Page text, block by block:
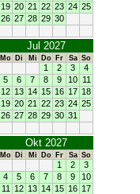
19 20 21 22 23 24 25
26 27 28 29 30
Jul 2027
Mo Di Mi Do Fr Sa So
1 2 3
4
5
6 7 8 9 10 11
12 13 14 15 16 17 18
19 20 21 22 23 24 25
26 27 28 29 30 31
Okt 2027
Mo Di Mi Do Fr Sa So
1 2
3
4
5 6 7 8 9
10
11
12 13 14 15 16 17